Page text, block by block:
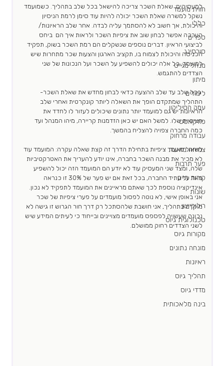
חווית מועמד
כללי
ספרים
סורסינג
מנהל מגייס
מיתון
לימודים
עמק הסיליקון
פודקאסט
עבודה מרחוק
צמיחה מואצת
פער תרבות
קורות חיים
שונות
רילוקיישן
טכנולוגית גיוס
מקורות גיוס
מונחה נתונים
ראיונות
תהליך גיוס
מדדי גיוס
בינה מלאכותית
למעסיקים: שאלת השכר צריכה להישאל בכל שלב בתהליך. כשמועמד
נשקל למשרה שאלת השכר יכולה להיות עוד סימן לרמת הניסיון
והיכולת, אך חשוב לא להסתמך עליה לבדה. אחר שלב הראיונות/
הערכה אפשר לבחון שוב את ציפיות השכר ולראות איך הם  ביחס
לביצועי הראיון. דברים נוספים שנשקלים הם רמת השכר בשוק, תפקיד
הכניסה והיכולת לצמוח בו, תקציב הארגון והצעות שכר מתחרות שיש
למועמד, כל אלה יכולים להשפיע על השכר ועל הנכונות של שני
הצדדים להתגמש.
בכל שלב עד שלב ההצעה כדאי לבחון מחדש את שאלת השכר-
התהליך שמתקדם הופך את השאלה ליותר קונקרטית ואחרי שלב
הראיונות יש גם למועמד יותר נתונים שיכולים לעזור לו לחדד את
הציפיות שלו. למשל האם יש כאן הזדמנות קריירה, מיהו המנהל ועד
כמה החברה צפויה להצליח בהמשך.
לשאול מועמד ציפיות בתחילת הדרך זה קצת שאלה עקרה: המועמד עוד
לא מכיר את מבנה השכר בחברה, אינו יודע להעריך את האטרקטיביות
שלה, ומצד שני המעסיק עוד לא יודע הם המועמד הזה יכול להשפיע
מאד על עתיד החברה, בכל זאת אם יש פער של 30% זו כנראה
אינדיקציה נוספת לכך שאתם מראיינים את המועמד לתפקיד לא נכון.
אני באופן אישי, לא נוטה לפסול מועמדים על פערי ציפיות של שכר
מוקדם בתהליך, אני חושבת שלהסתכל רק דרך חור הגרוש זו גישה לא
נכונה שעשויה לפספס מועמדים מצויינים ובייחוד כי לעיתים המידע שיש
לשני הצדדים רחוק ממושלם.